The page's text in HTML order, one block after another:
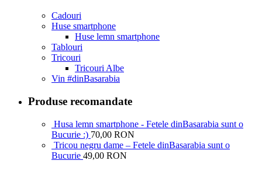
Cadouri
Huse smartphone
Huse lemn smartphone
Tablouri
Tricouri
Tricouri Albe
Vin #dinBasarabia
Produse recomandate
Husa lemn smartphone - Fetele dinBasarabia sunt o
Bucurie :) 70,00 RON
Tricou negru dame – Fetele dinBasarabia sunt o
Bucurie 49,00 RON